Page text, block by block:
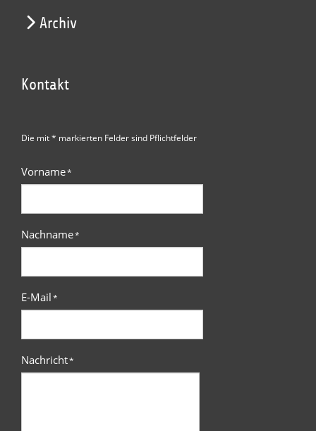
Archiv
Kontakt
Die mit * markierten Felder sind Pflichtfelder
Vorname*
Nachname*
E-Mail*
Nachricht*